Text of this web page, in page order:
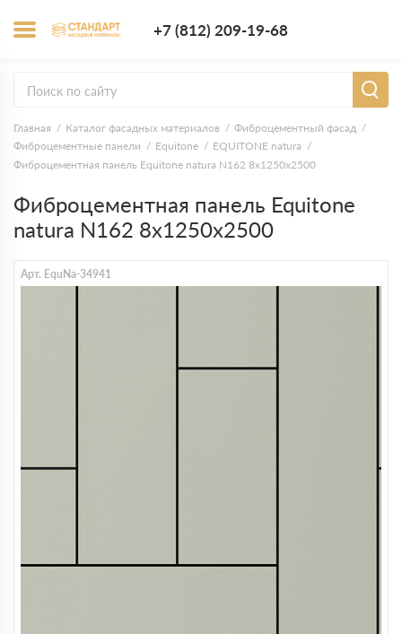
+7 (812) 209-19-68
Главная Каталог фасадных материалов
Фиброцементный фасад
Фиброцементные панели
Equitone
EQUITONE natura
Фиброцементная панель Equitone natura N162 8х1250х2500
Фиброцементная панель Equitone
natura N162 8х1250х2500
Арт. EquNa-34941